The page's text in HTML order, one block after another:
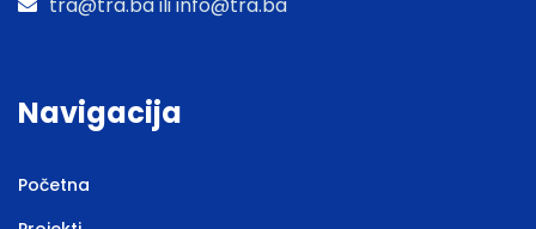
Navigacija
Početna